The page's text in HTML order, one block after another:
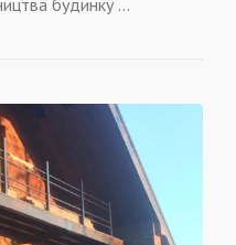
будинку …